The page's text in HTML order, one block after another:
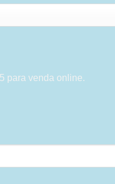
para venda online.